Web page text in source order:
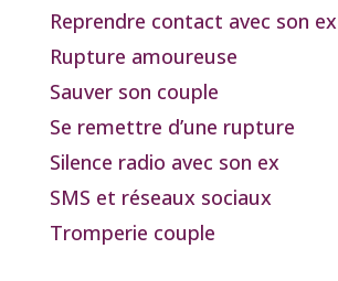
Reprendre contact avec son ex
Rupture amoureuse
Sauver son couple
Se remettre d’une rupture
Silence radio avec son ex
SMS et réseaux sociaux
Tromperie couple